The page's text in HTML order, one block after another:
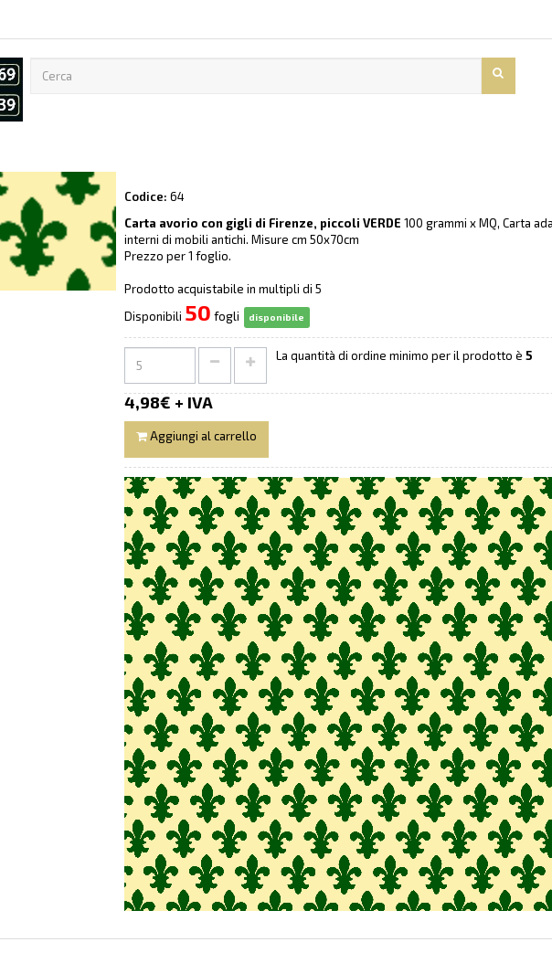
Codice: 64
Carta avorio con gigli di Firenze, piccoli VERDE 100 grammi x MQ, Carta
interni di mobili antichi. Misure cm 50x70cm
Prezzo per 1 foglio.
Prodotto acquistabile in multipli di 5
Disponibili 50 fogli disponibile
La quantità di ordine minimo per il prodotto è 5
4,98€ + IVA
Aggiungi al carrello